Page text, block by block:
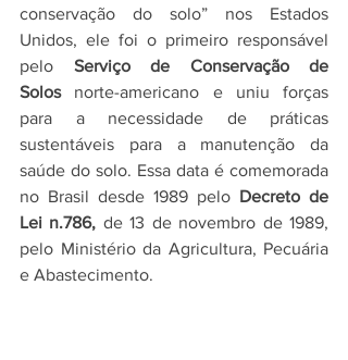
conservação do solo” nos Estados
Unidos, ele foi o primeiro responsável
pelo Serviço de Conservação de
Solos norte-americano e uniu forças
para a necessidade de práticas
sustentáveis para a manutenção da
saúde do solo. Essa data é comemorada
no Brasil desde 1989 pelo Decreto de
Lei n.786, de 13 de novembro de 1989,
pelo Ministério da Agricultura, Pecuária
e Abastecimento.